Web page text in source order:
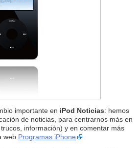
importante en iPod Noticias: hemos
de noticias, para centrarnos más en
información) y en comentar más
web Programas iPhone